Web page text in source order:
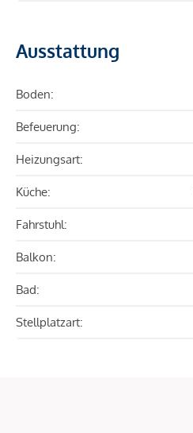
Ausstattung
Boden:
Befeuerung:
Heizungsart:
Küche:
Fahrstuhl:
Balkon:
Bad:
Stellplatzart: